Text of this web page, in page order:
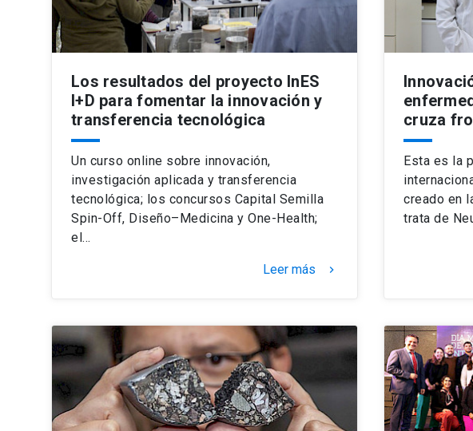
Los resultados del proyecto InES
I+D para fomentar la innovación y
transferencia tecnológica
Un curso online sobre innovación,
investigación aplicada y transferencia
tecnológica; los concursos Capital Semilla
Spin-Off, Diseño–Medicina y One-Health;
el…
Leer más keyboard_arrow_right
cruza
Esta es la
creado en
trata de